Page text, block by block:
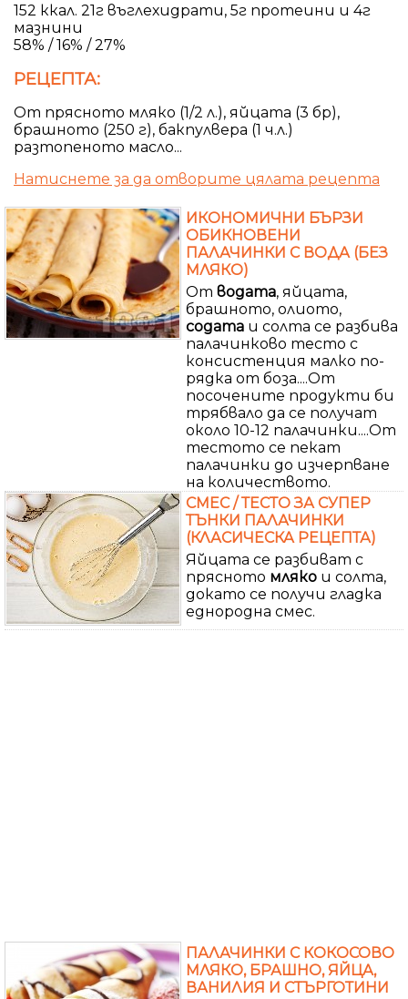
152 ккал. 21г въглехидрати, 5г протеини и 4г
мазнини
58% / 16% / 27%
РЕЦЕПТА:
От прясното мляко (1/2 л.), яйцата (3 бр),
брашното (250 г), бакпулвера (1 ч.л.)
разтопеното масло...
Натиснете за да отворите цялата рецепта
ИКОНОМИЧНИ БЪРЗИ
ОБИКНОВЕНИ
ПАЛАЧИНКИ С ВОДА (БЕЗ
МЛЯКО)
От водата, яйцата,
брашното, олиото,
содата и солта се разбива
палачинково тесто с
консистенция малко по-
рядка от боза....От
посочените продукти би
трябвало да се получат
около 10-12 палачинки....От
тестото се пекат
палачинки до изчерпване
на количеството.
СМЕС / ТЕСТО ЗА СУПЕР
ТЪНКИ ПАЛАЧИНКИ
(КЛАСИЧЕСКА РЕЦЕПТА)
Яйцата се разбиват с
прясното мляко и солта,
докато се получи гладка
еднородна смес.
ПАЛАЧИНКИ С КОКОСОВО
МЛЯКО, БРАШНО, ЯЙЦА,
ВАНИЛИЯ И СТЪРГОТИНИ